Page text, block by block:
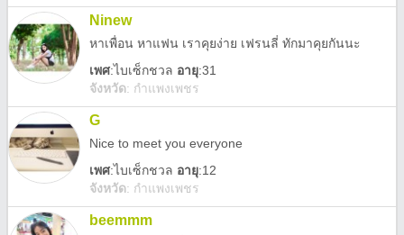
Ninew
หาเพื่อน หาแฟน เราคุยง่าย เฟรนลี่ ทักมาคุยกันนะ
เพศ:ไบเซ็กชวล อายุ:31
จังหวัด: กำแพงเพชร
G
Nice to meet you everyone
เพศ:ไบเซ็กชวล อายุ:12
จังหวัด: กำแพงเพชร
beemmm